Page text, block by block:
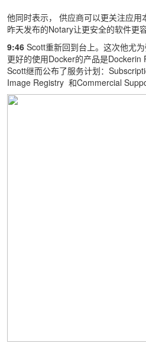
他同时表示， 供应商可以更关注应
昨天发布的Notary让更安全的软件更
9:46 Scott重新回到台上。这次他尤
更好的使用Docker的产品是Dockerin
Scott继而公布了服务计划：
Image Registry 和Commercial